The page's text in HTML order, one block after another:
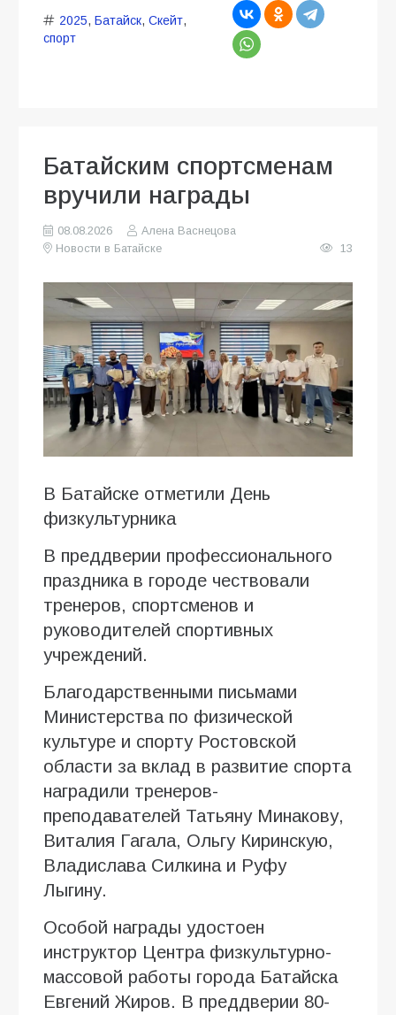
2025, Батайск, Скейт,
спорт
Батайским спортсменам
вручили награды
08.08.2026
Алена Васнецова
Новости в Батайске
13
В Батайске отметили День
физкультурника
В преддверии профессионального
праздника в городе чествовали
тренеров, спортсменов и
руководителей спортивных
учреждений.
Благодарственными письмами
Министерства по физической
культуре и спорту Ростовской
области за вклад в развитие спорта
наградили тренеров-
преподавателей Татьяну Минакову,
Виталия Гагала, Ольгу Киринскую,
Владислава Силкина и Руфу
Лыгину.
Особой награды удостоен
инструктор Центра физкультурно-
массовой работы города Батайска
Евгений Жиров. В преддверии 80-